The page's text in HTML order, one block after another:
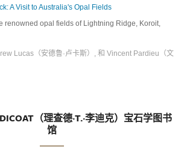
A Visit to Australia's Opal Fields
renowned opal fields of Lightning Ridge, Koroit,
Lucas（安德鲁·卢卡斯）, 和 Vincent Pardieu（文
（理查德·T.·李迪克）宝石学图书
馆